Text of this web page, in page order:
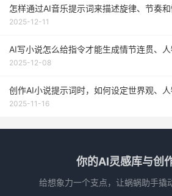
怎样通过AI音乐提示词来描述旋律、节奏和
2025-12-11
AI写小说怎么给指令才能生成情节连贯、人
2025-12-08
创作AI小说提示词时，如何设定世界观、人
2025-11-16
你的AI灵感库与创
给想象力一个支点，让蜗蜗助手撬